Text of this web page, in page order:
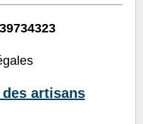
artisans